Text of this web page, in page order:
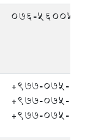
076-560051
+९७७-०७५-
+९७७-०७५-
+९७७-०७५-